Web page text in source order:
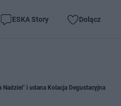
ESKA Story Dołącz
Nadziei" i udana Kolacja Degustacyjna